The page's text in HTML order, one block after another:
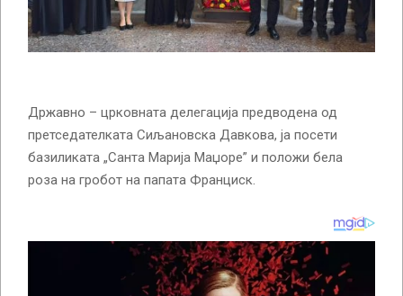
Државно – црковната делегација предводена од
претседателката Сиљановска Давкова, ја посети
базиликата „Санта Марија Маџоре” и положи бела
роза на гробот на папата Франциск.